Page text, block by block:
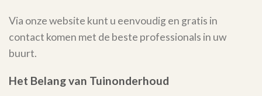
Via onze website kunt u eenvoudig en gratis in
contact komen met de beste professionals in uw
buurt.
Het Belang van Tuinonderhoud